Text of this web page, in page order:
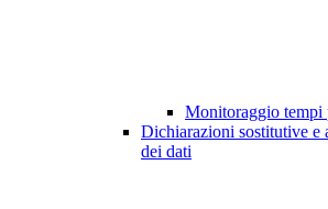
Monitoraggio tempi
Dichiarazioni sostitutive e
dei dati